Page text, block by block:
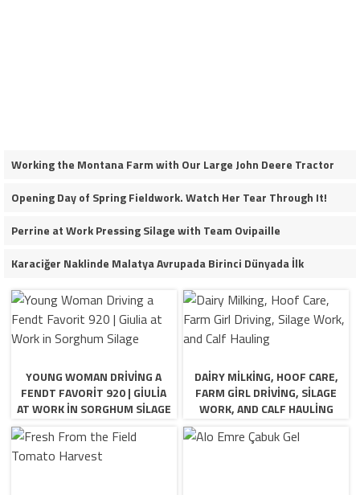
Working the Montana Farm with Our Large John Deere Tractor
Opening Day of Spring Fieldwork. Watch Her Tear Through It!
Perrine at Work Pressing Silage with Team Ovipaille
Karaciğer Naklinde Malatya Avrupada Birinci Dünyada İlk
YOUNG WOMAN DRIVING A
FENDT FAVORIT 920 | GIULIA
AT WORK IN SORGHUM SILAGE
DAIRY MILKING, HOOF CARE,
FARM GIRL DRIVING, SILAGE
WORK, AND CALF HAULING